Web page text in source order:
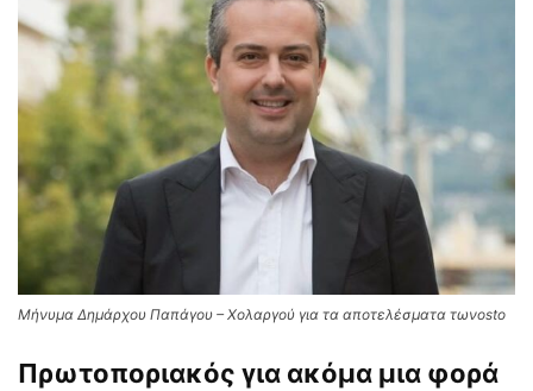
Μήνυμα Δημάρχου Παπάγου – Χολαργού για τα αποτελέσματα τωνosto
Πρωτοποριακός για ακόμα μια φορά